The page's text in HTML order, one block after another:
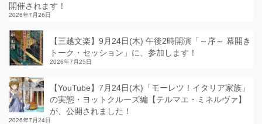
開催されます！
2026年7月26日
【三越文楽】9月24日(木) 午後2時開演「～序～ 幕開き
トーク・セッション」に、参加します！
2026年7月25日
【YouTube】7月24日(木)「モーレツ！イタリア家族」
の実態・ヨットクルーズ編【テルマエ・ミネルヴァ】
が、公開されました！
2026年7月24日